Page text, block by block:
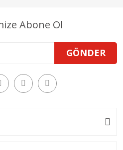
Abone Ol
GÖNDER